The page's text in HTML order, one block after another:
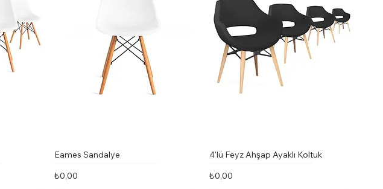
Eames Sandalye
Fiyat
₺0,00
4'lü Feyz Ahşap Ayaklı Koltuk
Fiyat
₺0,00